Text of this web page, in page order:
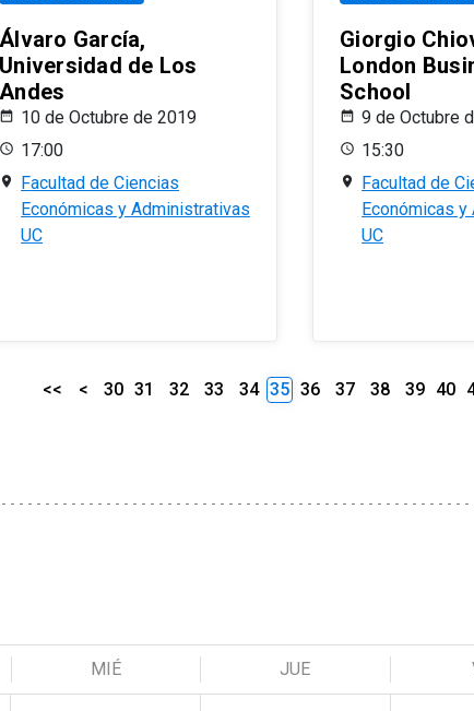
Álvaro García,
Universidad de Los
Andes
10 de Octubre de 2019
17:00
Facultad de Ciencias
Económicas y Administrativas
UC
Giorgio
London
School
9 de Octubre
15:30
Facultad de
Económicas
UC
<< < 30 31 32 33 34 35 36 37 38 39 40
MIÉ JUE